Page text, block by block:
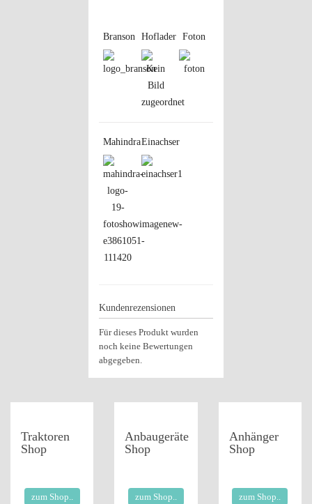
Branson Hoflader Foton
MahindraEinachser
Kundenrezensionen
Für dieses Produkt wurden
noch keine Bewertungen
abgegeben.
Traktoren
Shop
zum Shop..
Anbaugeräte
Shop
zum Shop..
Anhänger
Shop
zum Shop..